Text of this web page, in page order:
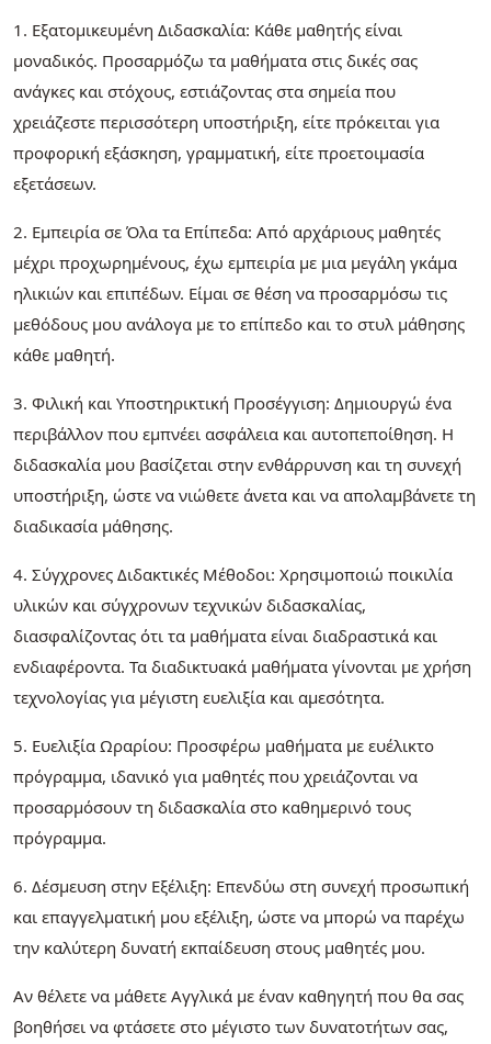
1. Εξατομικευμένη Διδασκαλία: Κάθε μαθητής είναι
μοναδικός. Προσαρμόζω τα μαθήματα στις δικές σας
ανάγκες και στόχους, εστιάζοντας στα σημεία που
χρειάζεστε περισσότερη υποστήριξη, είτε πρόκειται για
προφορική εξάσκηση, γραμματική, είτε προετοιμασία
εξετάσεων.
2. Εμπειρία σε Όλα τα Επίπεδα: Από αρχάριους μαθητές
μέχρι προχωρημένους, έχω εμπειρία με μια μεγάλη γκάμα
ηλικιών και επιπέδων. Είμαι σε θέση να προσαρμόσω τις
μεθόδους μου ανάλογα με το επίπεδο και το στυλ μάθησης
κάθε μαθητή.
3. Φιλική και Υποστηρικτική Προσέγγιση: Δημιουργώ ένα
περιβάλλον που εμπνέει ασφάλεια και αυτοπεποίθηση. Η
διδασκαλία μου βασίζεται στην ενθάρρυνση και τη συνεχή
υποστήριξη, ώστε να νιώθετε άνετα και να απολαμβάνετε τη
διαδικασία μάθησης.
4. Σύγχρονες Διδακτικές Μέθοδοι: Χρησιμοποιώ ποικιλία
υλικών και σύγχρονων τεχνικών διδασκαλίας,
διασφαλίζοντας ότι τα μαθήματα είναι διαδραστικά και
ενδιαφέροντα. Τα διαδικτυακά μαθήματα γίνονται με χρήση
τεχνολογίας για μέγιστη ευελιξία και αμεσότητα.
5. Ευελιξία Ωραρίου: Προσφέρω μαθήματα με ευέλικτο
πρόγραμμα, ιδανικό για μαθητές που χρειάζονται να
προσαρμόσουν τη διδασκαλία στο καθημερινό τους
πρόγραμμα.
6. Δέσμευση στην Εξέλιξη: Επενδύω στη συνεχή προσωπική
και επαγγελματική μου εξέλιξη, ώστε να μπορώ να παρέχω
την καλύτερη δυνατή εκπαίδευση στους μαθητές μου.
Αν θέλετε να μάθετε Αγγλικά με έναν καθηγητή που θα σας
βοηθήσει να φτάσετε στο μέγιστο των δυνατοτήτων σας,